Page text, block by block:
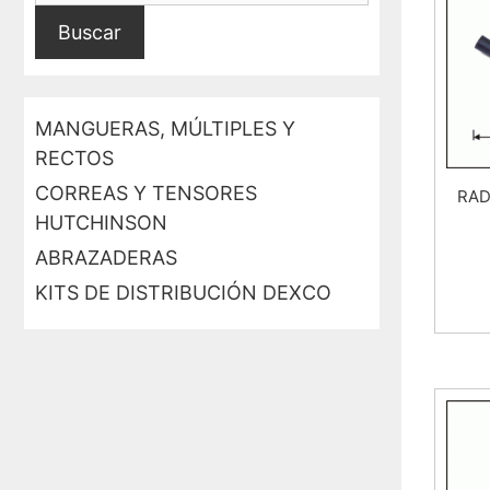
Buscar
MANGUERAS, MÚLTIPLES Y
RECTOS
CORREAS Y TENSORES
HUTCHINSON
ABRAZADERAS
KITS DE DISTRIBUCIÓN DEXCO